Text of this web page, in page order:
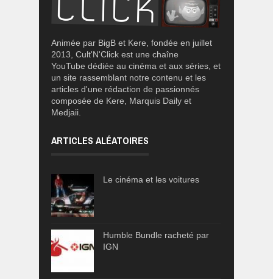
Animée par BigB et Kere, fondée en juillet
2013, Cult'N'Click est une chaîne
YouTube dédiée au cinéma et aux séries, et
un site rassemblant notre contenu et les
articles d'une rédaction de passionnés
composée de Kere, Marquis Daily et
Medjaii.
ARTICLES ALÉATOIRES
Le cinéma et les voitures
Humble Bundle racheté par
IGN